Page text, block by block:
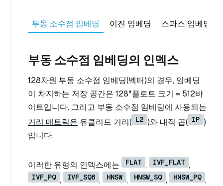
부동 소수점 임베딩 이진 임베딩 스파스 임베딩
부동 소수점 임베딩의 인덱스
128차원 부동 소수점 임베딩(벡터)의 경우, 임베딩
이 차지하는 저장 공간은 128*플로트 크기 = 512바
이트입니다. 그리고 부동 소수점 임베딩에 사용되는
거리 메트릭은 유클리드 거리( L2 )와 내적 곱( IP )
입니다.
이러한 유형의 인덱스에는 FLAT , IVF_FLAT ,
IVF_PQ , IVF_SQ8 , HNSW , HNSW_SQ , HNSW_PQ ,